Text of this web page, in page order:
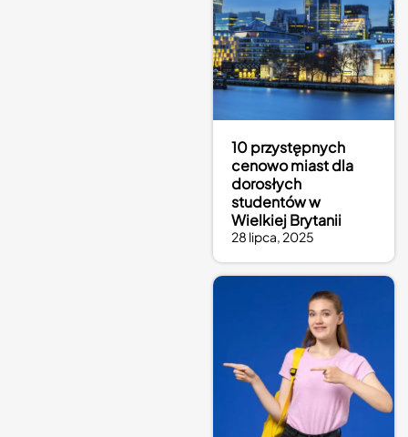
10 przystępnych
cenowo miast dla
dorosłych
studentów w
Wielkiej Brytanii
28 lipca, 2025